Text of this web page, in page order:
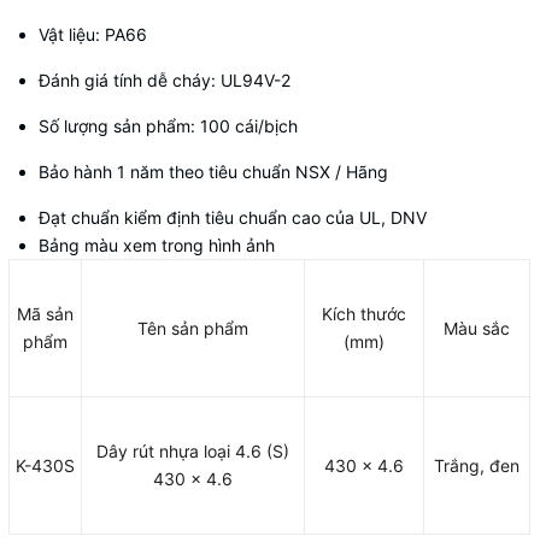
Vật liệu: PA66
Đánh giá tính dễ cháy: UL94V-2
Số lượng sản phẩm: 100 cái/bịch
Bảo hành 1 năm theo tiêu chuẩn NSX / Hãng
Đạt chuẩn kiểm định tiêu chuẩn cao của UL, DNV
Bảng màu xem trong hình ảnh
Mã sản
phẩm
Tên sản phẩm
Kích thước
(mm)
Màu sắc
K-430S
Dây rút nhựa loại 4.6 (S)
430 x 4.6
430 x 4.6 Trắng, đen